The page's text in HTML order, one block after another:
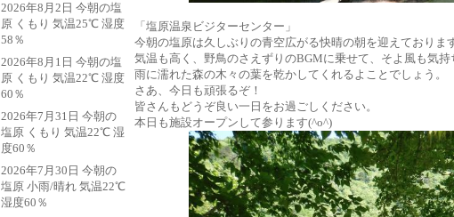
「塩原温泉ビジターセンター」
今朝の塩原は久しぶりの青空広がる快晴の朝を迎えておりま
気温も高く、野鳥のさえずりのBGMに乗せて、そよ風も気持
雨に濡れた森の木々の葉を乾かしてくれるよことでしょう。
さあ、今日も頑張るぞ！
皆さんもどうぞ良い一日をお過ごしください。
本日も施設オープンして参ります(^o^)
2026年8月2日 今朝の塩
原 くもり 気温25℃ 湿度
58％
2026年8月1日 今朝の塩
原 くもり 気温22℃ 湿度
60％
2026年7月31日 今朝の
塩原 くもり 気温22℃ 湿
度60％
2026年7月30日 今朝の
塩原 小雨/晴れ 気温22℃
湿度60％